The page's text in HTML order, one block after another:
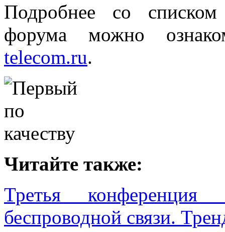
Подробнее со
форума можно
telecom.ru.
Читайте также:
Третья
беспроводной связи.